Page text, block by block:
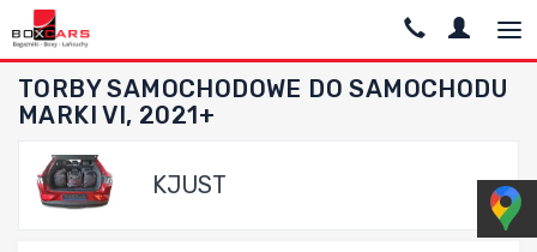
TORBY SAMOCHODOWE DO SAMOCHODU
MARKI VI, 2021+
KJUST